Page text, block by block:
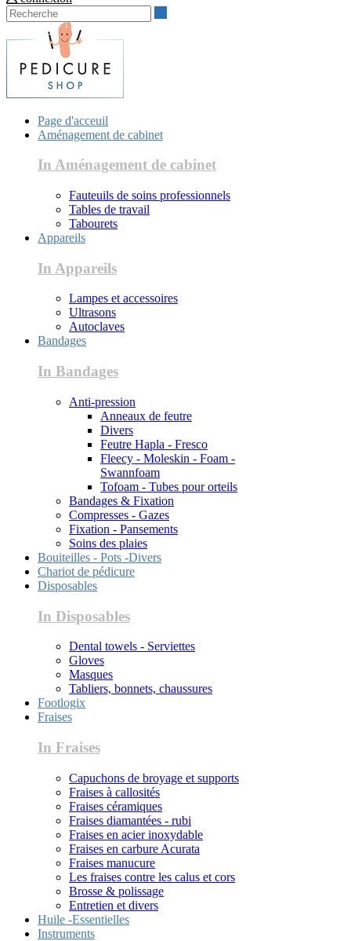
Page d'acceuil
Aménagement de cabinet
In Aménagement de cabinet
Fauteuils de soins professionnels
Tables de travail
Tabourets
Appareils
In Appareils
Lampes et accessoires
Ultrasons
Autoclaves
Bandages
In Bandages
Anti-pression
Anneaux de feutre
Divers
Feutre Hapla - Fresco
Fleecy - Moleskin - Foam -
Swannfoam
Tofoam - Tubes pour orteils
Bandages & Fixation
Compresses - Gazes
Fixation - Pansements
Soins des plaies
Bouiteilles - Pots -Divers
Chariot de pédicure
Disposables
In Disposables
Dental towels - Serviettes
Gloves
Masques
Tabliers, bonnets, chaussures
Footlogix
Fraises
In Fraises
Capuchons de broyage et supports
Fraises à callosités
Fraises céramiques
Fraises diamantées - rubi
Fraises en acier inoxydable
Fraises en carbure Acurata
Fraises manucure
Les fraises contre les calus et cors
Brosse & polissage
Entretien et divers
Huile -Essentielles
Instruments